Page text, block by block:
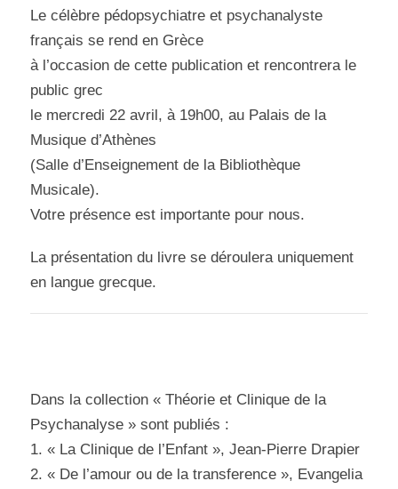
Le célèbre pédopsychiatre et psychanalyste
français se rend en Grèce
à l’occasion de cette publication et rencontrera le
public grec
le mercredi 22 avril, à 19h00, au Palais de la
Musique d’Athènes
(Salle d’Enseignement de la Bibliothèque
Musicale).
Votre présence est importante pour nous.
La présentation du livre se déroulera uniquement
en langue grecque.
Dans la collection « Théorie et Clinique de la
Psychanalyse » sont publiés :
1. « La Clinique de l’Enfant », Jean-Pierre Drapier
2. « De l’amour ou de la transference », Evangelia